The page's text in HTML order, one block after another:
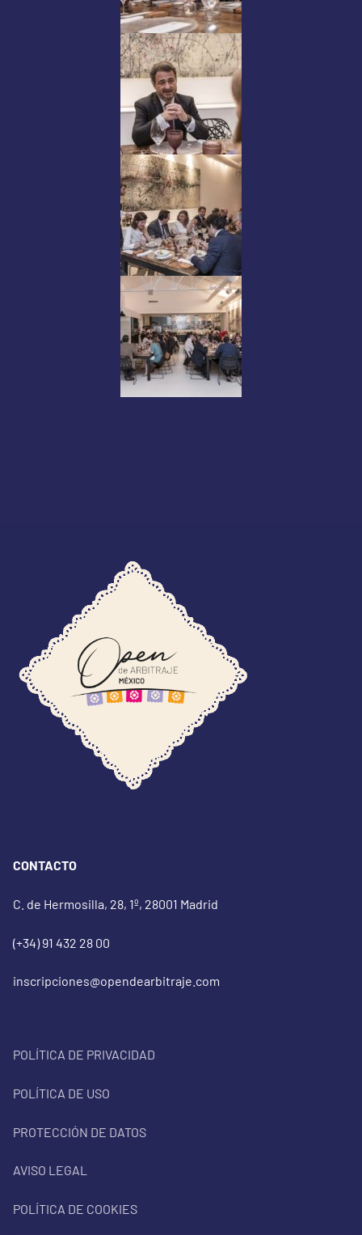
CONTACTO
C. de Hermosilla, 28, 1º, 28001 Madrid
(+34) 91 432 28 00
inscripciones@opendearbitraje.com
POLÍTICA DE PRIVACIDAD
POLÍTICA DE USO
PROTECCIÓN DE DATOS
AVISO LEGAL
POLÍTICA DE COOKIES